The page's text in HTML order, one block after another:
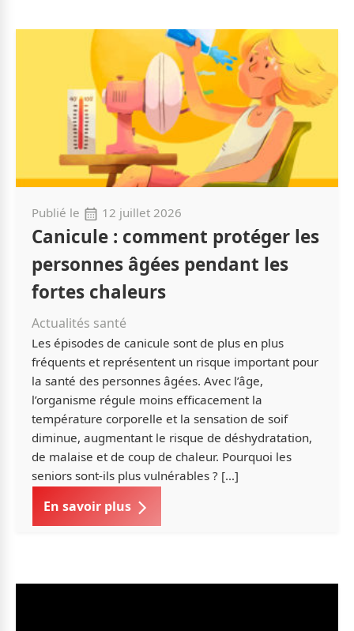
Publié le 12 juillet 2026
Canicule : comment protéger les
personnes âgées pendant les
fortes chaleurs
Actualités santé
Les épisodes de canicule sont de plus en plus
fréquents et représentent un risque important pour
la santé des personnes âgées. Avec l’âge,
l’organisme régule moins efficacement la
température corporelle et la sensation de soif
diminue, augmentant le risque de déshydratation,
de malaise et de coup de chaleur. Pourquoi les
seniors sont-ils plus vulnérables ? […]
En savoir plus